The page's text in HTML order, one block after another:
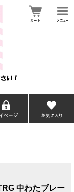
中わたブレー